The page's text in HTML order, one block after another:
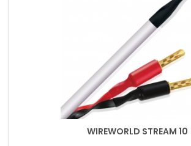
WIREWORLD STREAM 10